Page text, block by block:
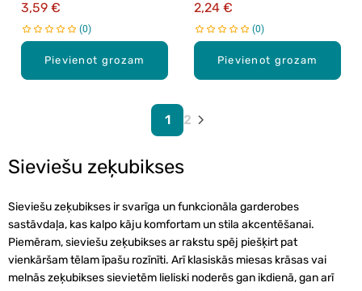
Pievienot grozam
3,59 €
0
Pievienot grozam
2,24 €
0
1 2
Sieviešu zeķubikses
Sieviešu zeķubikses ir svarīga un funkcionāla garderobes
sastāvdaļa, kas kalpo kāju komfortam un stila akcentēšanai.
Piemēram, sieviešu zeķubikses ar rakstu spēj piešķirt pat
vienkāršam tēlam īpašu rozīnīti. Arī klasiskās miesas krāsas vai
melnās zeķubikses sievietēm lieliski noderēs gan ikdienā, gan arī